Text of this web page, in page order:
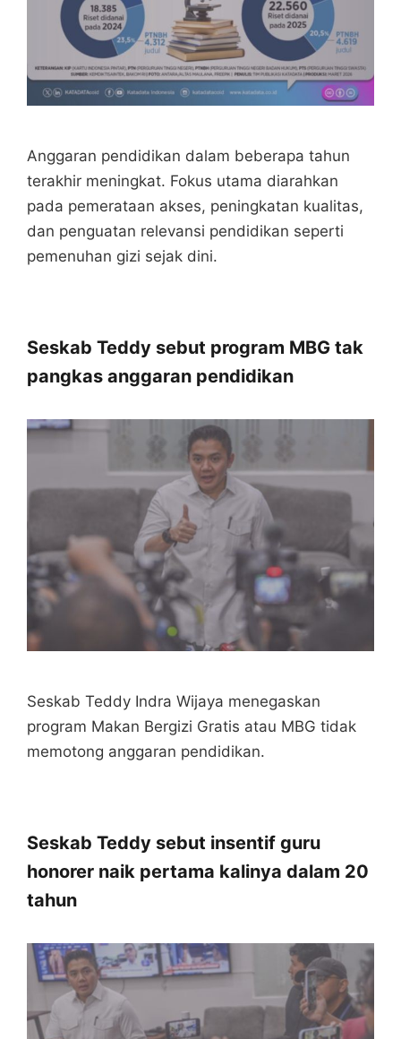
Anggaran pendidikan dalam beberapa tahun
terakhir meningkat. Fokus utama diarahkan
pada pemerataan akses, peningkatan kualitas,
dan penguatan relevansi pendidikan seperti
pemenuhan gizi sejak dini.
Seskab Teddy sebut program MBG tak
pangkas anggaran pendidikan
Seskab Teddy Indra Wijaya menegaskan
program Makan Bergizi Gratis atau MBG tidak
memotong anggaran pendidikan.
Seskab Teddy sebut insentif guru
honorer naik pertama kalinya dalam 20
tahun